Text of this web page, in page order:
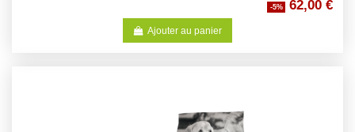
-5% 62,00 €
Ajouter au panier